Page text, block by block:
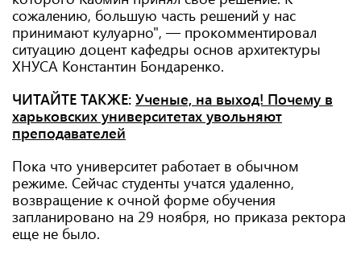
сожалению, большую часть решений у нас
принимают кулуарно", — прокомментировал
ситуацию доцент кафедры основ архитектуры
ХНУСА Константин Бондаренко.
ЧИТАЙТЕ ТАКЖЕ: Ученые, на выход! Почему в
харьковских университетах увольняют
преподавателей
Пока что университет работает в обычном
режиме. Сейчас студенты учатся удаленно,
возвращение к очной форме обучения
запланировано на 29 ноября, но приказа ректора
еще не было.